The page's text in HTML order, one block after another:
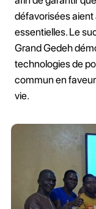
défavorisées
essentielles. Le
Grand Gedeh
technologies de
commun en
vie.